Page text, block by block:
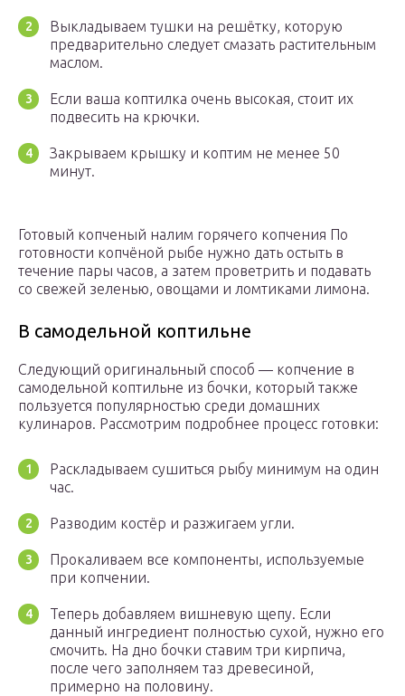
Выкладываем тушки на решётку, которую
предварительно следует смазать растительным
маслом.
Если ваша коптилка очень высокая, стоит их
подвесить на крючки.
Закрываем крышку и коптим не менее 50
минут.
Готовый копченый налим горячего копчения По
готовности копчёной рыбе нужно дать остыть в
течение пары часов, а затем проветрить и подавать
со свежей зеленью, овощами и ломтиками лимона.
В самодельной коптильне
Следующий оригинальный способ — копчение в
самодельной коптильне из бочки, который также
пользуется популярностью среди домашних
кулинаров. Рассмотрим подробнее процесс готовки:
Раскладываем сушиться рыбу минимум на один
час.
Разводим костёр и разжигаем угли.
Прокаливаем все компоненты, используемые
при копчении.
Теперь добавляем вишневую щепу. Если
данный ингредиент полностью сухой, нужно его
смочить. На дно бочки ставим три кирпича,
после чего заполняем таз древесиной,
примерно на половину.